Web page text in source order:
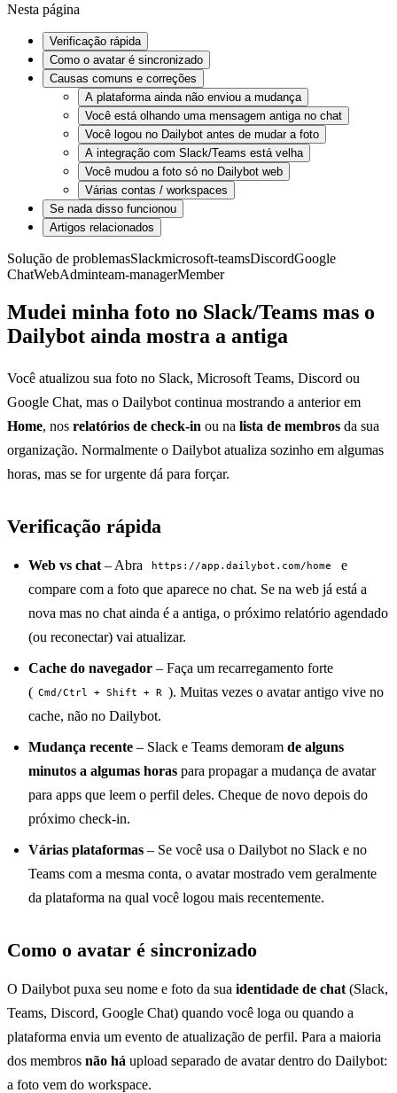
Nesta página
Verificação rápida
Como o avatar é sincronizado
Causas comuns e correções
A plataforma ainda não enviou a mudança
Você está olhando uma mensagem antiga no chat
Você logou no Dailybot antes de mudar a foto
A integração com Slack/Teams está velha
Você mudou a foto só no Dailybot web
Várias contas / workspaces
Se nada disso funcionou
Artigos relacionados
Solução de problemasSlackmicrosoft-teamsDiscordGoogle
ChatWebAdminteam-managerMember
Mudei minha foto no Slack/Teams mas o
Dailybot ainda mostra a antiga
Você atualizou sua foto no Slack, Microsoft Teams, Discord ou
Google Chat, mas o Dailybot continua mostrando a anterior em
Home, nos relatórios de check-in ou na lista de membros da sua
organização. Normalmente o Dailybot atualiza sozinho em algumas
horas, mas se for urgente dá para forçar.
Verificação rápida
Web vs chat – Abra https://app.dailybot.com/home
e
compare com a foto que aparece no chat. Se na web já está a
nova mas no chat ainda é a antiga, o próximo relatório agendado
(ou reconectar) vai atualizar.
Cache do navegador – Faça um recarregamento forte
( Cmd/Ctrl + Shift + R ). Muitas vezes o avatar antigo vive no
cache, não no Dailybot.
Mudança recente – Slack e Teams demoram de alguns
minutos a algumas horas para propagar a mudança de avatar
para apps que leem o perfil deles. Cheque de novo depois do
próximo check-in.
Várias plataformas – Se você usa o Dailybot no Slack e no
Teams com a mesma conta, o avatar mostrado vem geralmente
da plataforma na qual você logou mais recentemente.
Como o avatar é sincronizado
O Dailybot puxa seu nome e foto da sua identidade de chat (Slack,
Teams, Discord, Google Chat) quando você loga ou quando a
plataforma envia um evento de atualização de perfil. Para a maioria
dos membros não há upload separado de avatar dentro do Dailybot:
a foto vem do workspace.